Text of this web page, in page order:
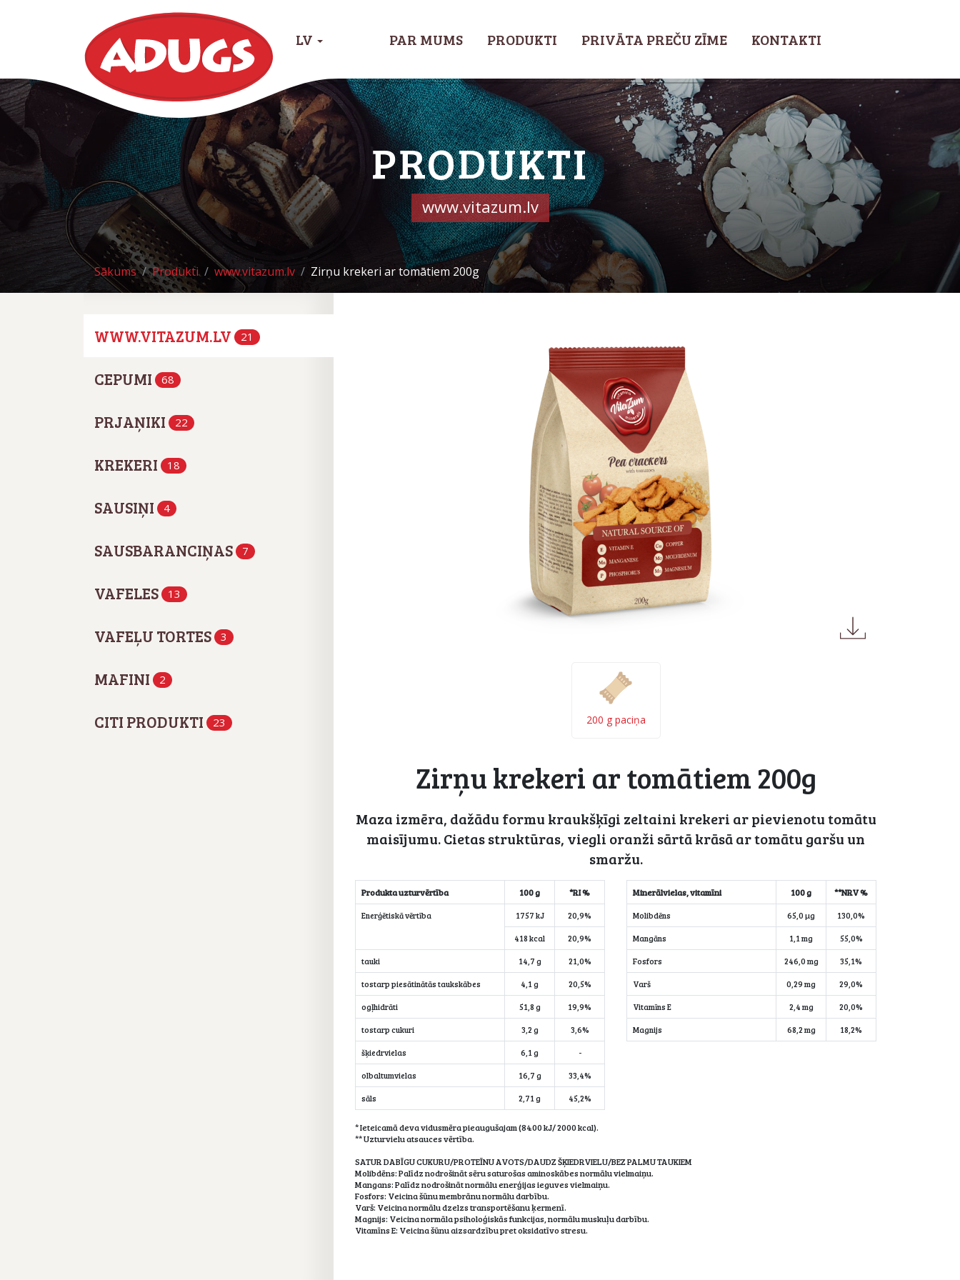
LV PAR MUMS PRODUKTI PRIVĀTA PREČU ZĪME KONTAKTI
PRODUKTI
www.vitazum.lv
Sākums Produkti www.vitazum.lv Zirņu krekeri ar tomātiem 200g
WWW.VITAZUM.LV 21
CEPUMI 68
PRJAŅIKI 22
KREKERI 18
SAUSIŅI 4
SAUSBARANCIŅAS 7
VAFELES 13
VAFEĻU TORTES 3
MAFINI 2
CITI PRODUKTI 23 200 g paciņa
Zirņu krekeri ar tomātiem 200g
Maza izmēra, dažādu formu kraukšķīgi zeltaini krekeri ar pievienotu tomātu
maisījumu. Cietas struktūras, viegli oranži sārtā krāsā ar tomātu garšu un
smaržu.
Produkta uzturvērtība 100 g *RI %
Enerģētiskā vērtība 1757 kJ 20,9%
418 kcal 20,9%
tauki 14,7 g 21,0%
tostarp piesātinātās taukskābes 4,1 g 20,5%
ogļhidrāti 51,8 g 19,9%
tostarp cukuri 3,2 g 3,6%
šķiedrvielas 6,1 g -
olbaltumvielas 16,7 g 33,4%
sāls 2,71 g 45,2%
Minerālvielas, vitamīni 100 g **NRV %
Molibdēns 65,0 µg 130,0%
Mangāns 1,1 mg 55,0%
Fosfors 246,0 mg 35,1%
Varš 0,29 mg 29,0%
Vitamīns E 2,4 mg 20,0%
Magnijs 68,2 mg 18,2%
* Ieteicamā deva vidusmēra pieaugušajam (8400 kJ/ 2000 kcal).
** Uzturvielu atsauces vērtība.
SATUR DABĪGU CUKURU/PROTEĪNU AVOTS/DAUDZ ŠĶIEDRVIELU/BEZ PALMU TAUKIEM
Molibdēns: Palīdz nodrošināt sēru saturošas aminoskābes normālu vielmaiņu.
Mangans: Palīdz nodrošināt normālu enerģijas ieguves vielmaiņu.
Fosfors: Veicina šūnu membrānu normālu darbību.
Varš: Veicina normālu dzelzs transportēšanu ķermenī.
Magnijs: Veicina normāla psiholoģiskās funkcijas, normālu muskuļu darbību.
Vitamīns E: Veicina šūnu aizsardzību pret oksidatīvo stresu.